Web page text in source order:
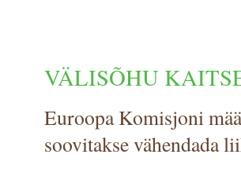
VÄLISÕHU
Euroopa Komisjoni
soovitakse vähendada